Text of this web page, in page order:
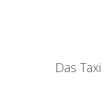
Das Taxi